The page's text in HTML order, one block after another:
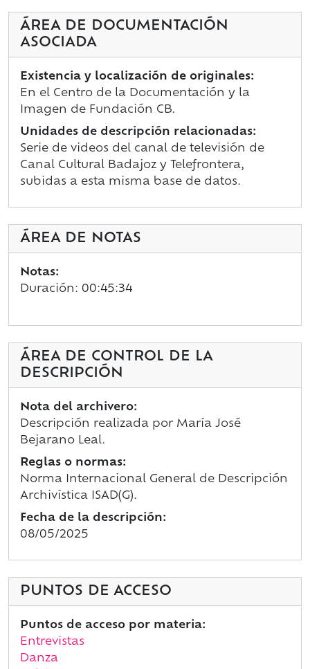
ÁREA DE DOCUMENTACIÓN
ASOCIADA
Existencia y localización de originales:
En el Centro de la Documentación y la
Imagen de Fundación CB.
Unidades de descripción relacionadas:
Serie de videos del canal de televisión de
Canal Cultural Badajoz y Telefrontera,
subidas a esta misma base de datos.
ÁREA DE NOTAS
Notas:
Duración: 00:45:34
ÁREA DE CONTROL DE LA
DESCRIPCIÓN
Nota del archivero:
Descripción realizada por María José
Bejarano Leal.
Reglas o normas:
Norma Internacional General de Descripción
Archivística ISAD(G).
Fecha de la descripción:
08/05/2025
PUNTOS DE ACCESO
Puntos de acceso por materia:
Entrevistas
Danza